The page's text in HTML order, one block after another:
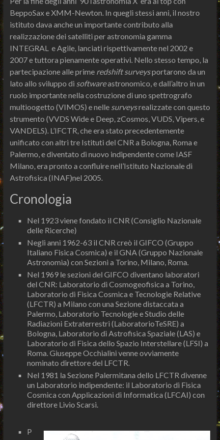
BeppoSax e XMM-Newton. In quegli stessi anni, il nostro
istituto dava anche un importante contributo alla
realizzazione dei satelliti per astronomia gamma
INTEGRAL e Agile, lanciati rispettivamente nel 2002 e
2007 e tuttora pienamente operativi. Nello stesso tempo, la
partecipazione alle prime redshift surveysportarono da un
lato allo sviluppo di softwareastronomico, e dall’altro in un
ruolo importante nella costruzione di uno spettrografo
multioogetto (VIMOS) e nelle surveysrealizzate con questo
strumento (VVDS Wide e Deep, zCosmos, VUDS, Vipers, e
VANDELS). L’IFCTR, che era stato precedentemente
unificato con altri tre Istituti del CNR a Bologna, Roma e
Palermo, e diventato di nuovo indipendente come IASF
Milano, era pronto a confluire nell’Istituto Nazionale di
Astrofisica (INAF)nel 2005.
Cronologia
Nel 1923 viene fondato il CNR (Consiglio Nazionale
delle Ricerche)
Negli anni 1962-63 il CNR creò il GIFCO (Gruppo
Italiano Fisica Cosmica) e il GNA (Gruppo Nazionale
Astronomia) con Sezioni a Torino, Milano, Roma.
Nel 1969 le sezioni del GIFCO diventano laboratori
del CNR: Laboratorio di Cosmogeofisica a Torino,
Laboratorio di Fisica Cosmica e Tecnologie Relative
(LFCTR) a Milano con una Sezione distaccata a
Palermo, Laboratorio Tecnologie e Studio delle
Radiazioni Extraterrestri (LaboratorioTeSRE) a
Bologna, Laboratorio di Astrofisica Spaziale (LAS) e
Laboratorio di Fisica dello Spazio Interstellare (LFSI) a
Roma. Giuseppe Occhialini venne ovviamente
nominato direttore del LFCTR.
Nel 1981 la Sezione Palermitana dello LFCTR divenne
un Laboratorio indipendente: il Laboratorio di Fisica
Cosmica con Applicazioni di Informatica (LFCAI) con
direttore Livio Scarsi.
P